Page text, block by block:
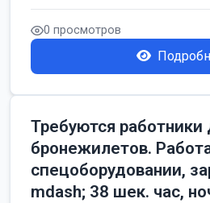
0 просмотров
Требуются
бронежилетов.
спецоборудовании,
mdash; 38 шек. час,